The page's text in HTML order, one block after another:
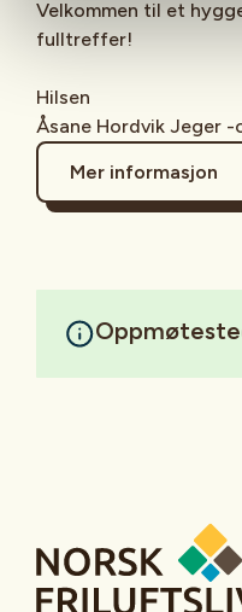
Velkommen til et
fulltreffer!
Hilsen
Åsane Hordvik Jeger
Mer informasjon